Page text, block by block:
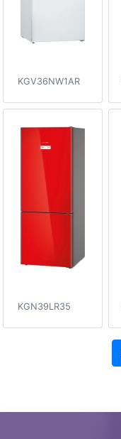
KGV36NW1AR
KGN39LR35